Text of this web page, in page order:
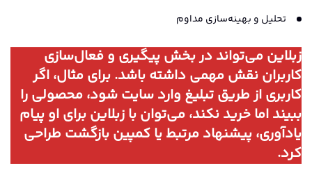
تحلیل و بهینه‌سازی مداوم
زبلاین می‌تواند در بخش پیگیری و فعال‌سازی
کاربران نقش مهمی داشته باشد. برای مثال، اگر
کاربری از طریق تبلیغ وارد سایت شود، محصولی را
ببیند اما خرید نکند، می‌توان با زبلاین برای او پیام
یادآوری، پیشنهاد مرتبط یا کمپین بازگشت طراحی
کرد.